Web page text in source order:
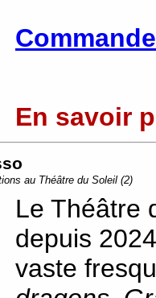
En savoir
au Théâtre du Soleil (2)
Le Théâtre
depuis
vaste